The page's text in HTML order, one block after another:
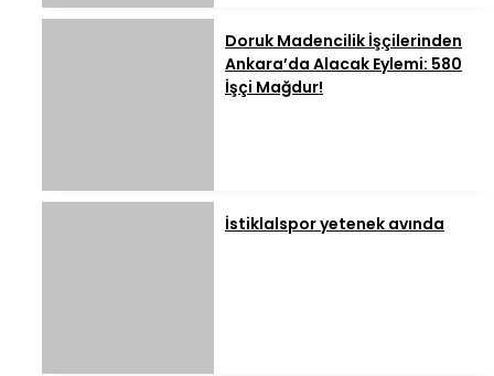
Doruk Madencilik İşçilerinden
Ankara’da Alacak Eylemi: 580
İşçi Mağdur!
İstiklalspor yetenek avında